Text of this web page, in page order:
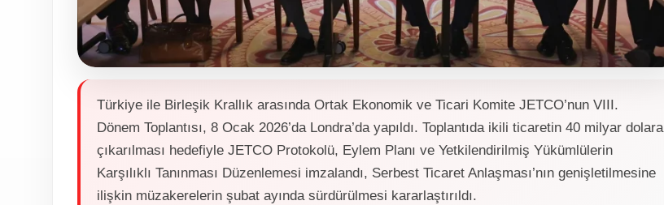
Türkiye ile Birleşik Krallık arasında Ortak Ekonomik ve Ticari Komite JETCO’nun VIII.
Dönem Toplantısı, 8 Ocak 2026’da Londra’da yapıldı. Toplantıda ikili ticaretin 40 milyar dolara
çıkarılması hedefiyle JETCO Protokolü, Eylem Planı ve Yetkilendirilmiş Yükümlülerin
Karşılıklı Tanınması Düzenlemesi imzalandı, Serbest Ticaret Anlaşması’nın genişletilmesine
ilişkin müzakerelerin şubat ayında sürdürülmesi kararlaştırıldı.